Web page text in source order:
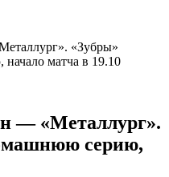
«Зубры»
матча в 19.10
— «Металлург».
серию,